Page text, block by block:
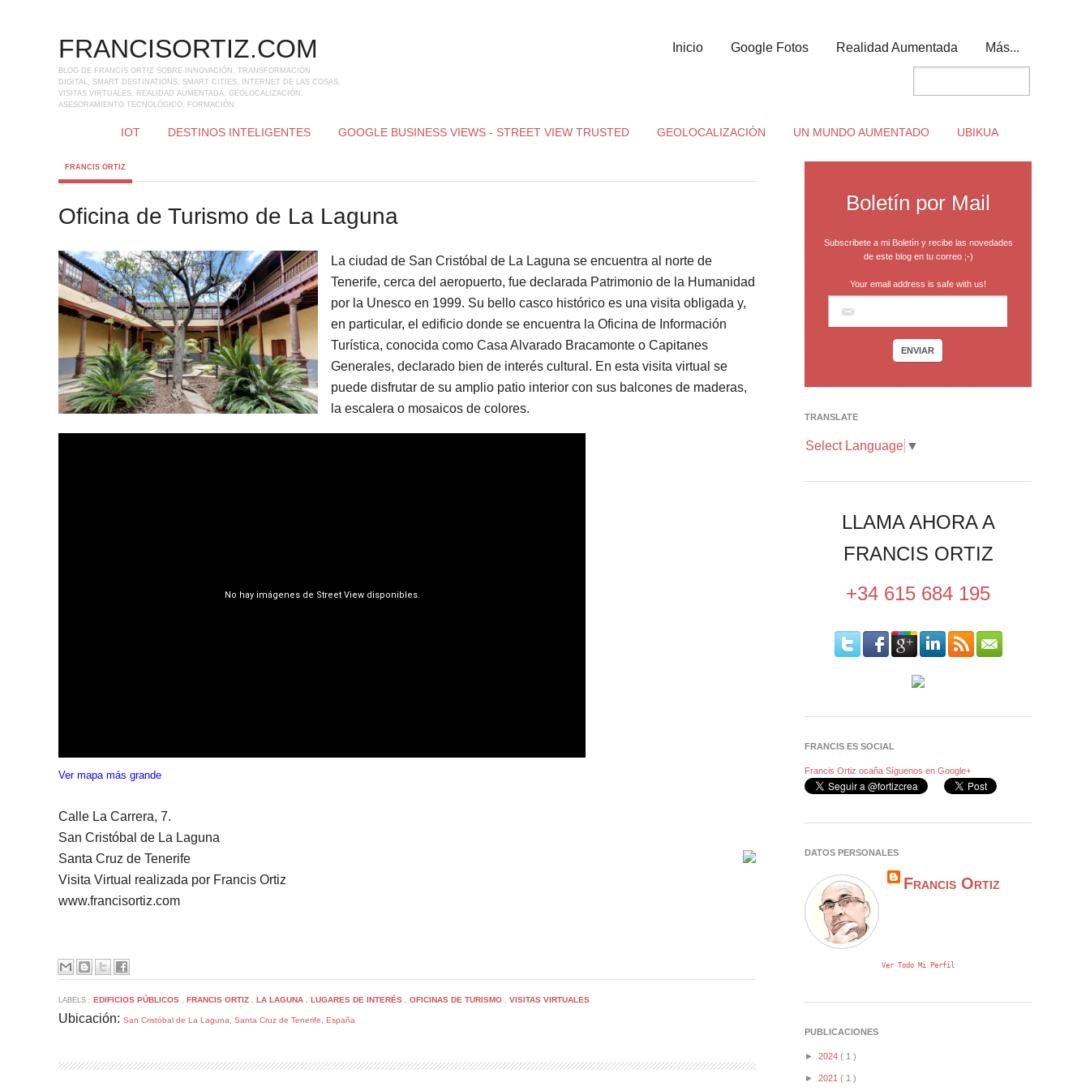
FRANCISORTIZ.COM
BLOG DE FRANCIS ORTIZ SOBRE INNOVACIÓN, TRANSFORMACIÓN
DIGITAL, SMART DESTINATIONS, SMART CITIES, INTERNET DE LAS COSAS,
VISITAS VIRTUALES, REALIDAD AUMENTADA, GEOLOCALIZACIÓN,
ASESORAMIENTO TECNOLÓGICO, FORMACIÓN
Inicio Google Fotos Realidad Aumentada Más...
IOT DESTINOS INTELIGENTES GOOGLE BUSINESS VIEWS - STREET VIEW TRUSTED GEOLOCALIZACIÓN UN MUNDO AUMENTADO UBIKUA
FRANCIS ORTIZ
Oficina de Turismo de La Laguna
La ciudad de San Cristóbal de La Laguna se encuentra al norte de
Tenerife, cerca del aeropuerto, fue declarada Patrimonio de la Humanidad
por la Unesco en 1999. Su bello casco histórico es una visita obligada y,
en particular, el edificio donde se encuentra la Oficina de Información
Turística, conocida como Casa Alvarado Bracamonte o Capitanes
Generales, declarado bien de interés cultural. En esta visita virtual se
puede disfrutar de su amplio patio interior con sus balcones de maderas,
la escalera o mosaicos de colores.
Ver mapa más grande
Calle La Carrera, 7.
San Cristóbal de La Laguna
Santa Cruz de Tenerife
Visita Virtual realizada por Francis Ortiz
www.francisortiz.com
LABELS : EDIFICIOS PÚBLICOS FRANCIS ORTIZ LA LAGUNA LUGARES DE INTERÉS OFICINAS DE TURISMO VISITAS VIRTUALES
Ubicación: San Cristóbal de La Laguna, Santa Cruz de Tenerife, España
Boletín por Mail
Subscribete a mi Boletín y recibe las novedades
de este blog en tu correo ;-)
Your email address is safe with us!
TRANSLATE
Select Language ▼
LLAMA AHORA A
FRANCIS ORTIZ
+34 615 684 195
FRANCIS ES SOCIAL
Francis Ortiz ocaña Síguenos en Google+
DATOS PERSONALES
Francis Ortiz
Ver Todo Mi Perfil
PUBLICACIONES
► 2024 ( 1 )
► 2021 ( 1 )